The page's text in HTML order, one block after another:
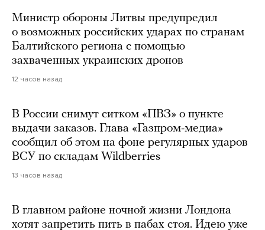
Министр обороны Литвы предупредил
о возможных российских ударах по странам
Балтийского региона с помощью
захваченных украинских дронов
12 часов назад
В России снимут ситком «ПВЗ» о пункте
выдачи заказов. Глава «Газпром-медиа»
сообщил об этом на фоне регулярных ударов
ВСУ по складам Wildberries
13 часов назад
В главном районе ночной жизни Лондона
хотят запретить пить в пабах стоя. Идею уже